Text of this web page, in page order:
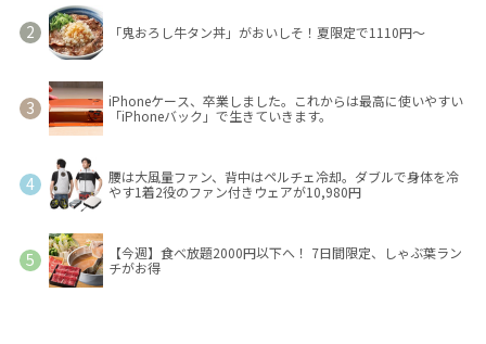
「鬼おろし牛タン丼」がおいしそ！夏限定で1110円～
iPhoneケース、卒業しました。これからは最高に使いやすい
「iPhoneバック」で生きていきます。
腰は大風量ファン、背中はペルチェ冷却。ダブルで身体を冷
やす1着2役のファン付きウェアが10,980円
【今週】食べ放題2000円以下へ！ 7日間限定、しゃぶ葉ラン
チがお得